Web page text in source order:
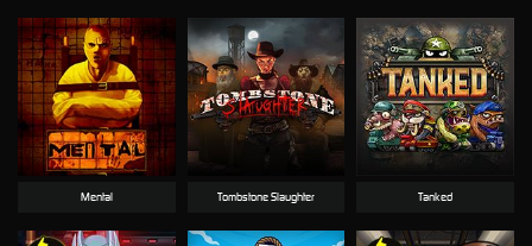
Tombstone Slaughter
Mental Tanked